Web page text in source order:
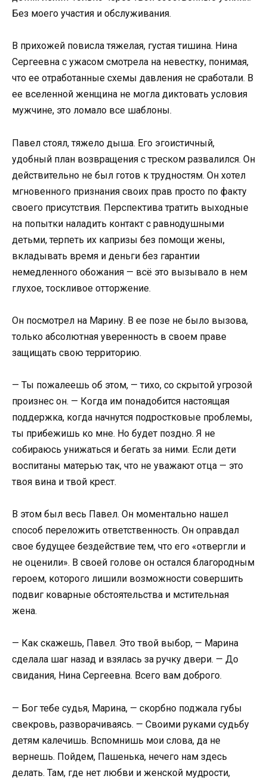
Без моего участия и обслуживания.
В прихожей повисла тяжелая, густая тишина. Нина
Сергеевна с ужасом смотрела на невестку, понимая,
что ее отработанные схемы давления не сработали. В
ее вселенной женщина не могла диктовать условия
мужчине, это ломало все шаблоны.
Павел стоял, тяжело дыша. Его эгоистичный,
удобный план возвращения с треском развалился. Он
действительно не был готов к трудностям. Он хотел
мгновенного признания своих прав просто по факту
своего присутствия. Перспектива тратить выходные
на попытки наладить контакт с равнодушными
детьми, терпеть их капризы без помощи жены,
вкладывать время и деньги без гарантии
немедленного обожания — всё это вызывало в нем
глухое, тоскливое отторжение.
Он посмотрел на Марину. В ее позе не было вызова,
только абсолютная уверенность в своем праве
защищать свою территорию.
— Ты пожалеешь об этом, — тихо, со скрытой угрозой
произнес он. — Когда им понадобится настоящая
поддержка, когда начнутся подростковые проблемы,
ты прибежишь ко мне. Но будет поздно. Я не
собираюсь унижаться и бегать за ними. Если дети
воспитаны матерью так, что не уважают отца — это
твоя вина и твой крест.
В этом был весь Павел. Он моментально нашел
способ переложить ответственность. Он оправдал
свое будущее бездействие тем, что его «отвергли и
не оценили». В своей голове он остался благородным
героем, которого лишили возможности совершить
подвиг коварные обстоятельства и мстительная
жена.
— Как скажешь, Павел. Это твой выбор, — Марина
сделала шаг назад и взялась за ручку двери. — До
свидания, Нина Сергеевна. Всего вам доброго.
— Бог тебе судья, Марина, — скорбно поджала губы
свекровь, разворачиваясь. — Своими руками судьбу
детям калечишь. Вспомнишь мои слова, да не
вернешь. Пойдем, Пашенька, нечего нам здесь
делать. Там, где нет любви и женской мудрости,